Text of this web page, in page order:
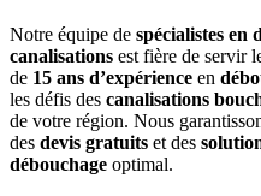
Notre équipe de spécialistes en
canalisations est fière de servir
de 15 ans d’expérience en
les défis des canalisations
de votre région. Nous
des devis gratuits et des
débouchage optimal.